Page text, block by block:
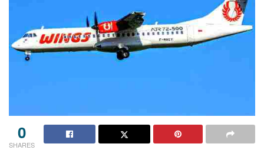
0
SHARES